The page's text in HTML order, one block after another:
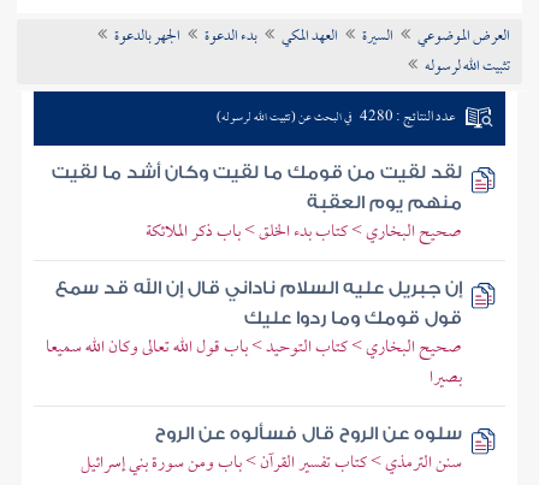
تراجم الأعلام
العرض الموضوعي السيرة العهد المكي بدء الدعوة
الجهر بالدعوة
تثبيت الله لرسوله
عدد النتائج : 4280 في البحث عن (تثبيت الله لرسوله)
لقد لقيت من قومك ما لقيت وكان أشد ما لقيت
منهم يوم العقبة
صحيح البخاري > كتاب بدء الخلق > باب ذكر الملائكة
إن جبريل عليه السلام ناداني قال إن الله قد سمع
قول قومك وما ردوا عليك
صحيح البخاري > كتاب التوحيد > باب قول الله تعالى وكان الله سميعا
بصيرا
سلوه عن الروح قال فسألوه عن الروح
سنن الترمذي > كتاب تفسير القرآن > باب ومن سورة بني إسرائيل